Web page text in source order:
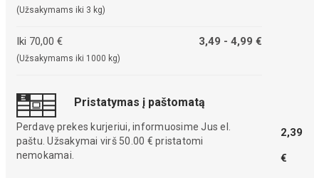
(Užsakymams iki 3 kg)
Iki 70,00 €
(Užsakymams iki 1000 kg)
3,49 - 4,99 €
Pristatymas į paštomatą
Perdavę prekes kurjeriui, informuosime Jus el.
paštu. Užsakymai virš 50.00 € pristatomi
nemokamai.
2,39
€